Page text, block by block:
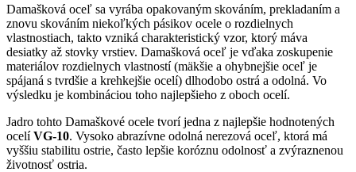
Damašková oceľ sa vyrába opakovaným skováním, prekladaním a
znovu skováním niekoľkých pásikov ocele o rozdielnych
vlastnostiach, takto vzniká charakteristický vzor, ​​ktorý máva
desiatky až stovky vrstiev. Damašková oceľ je vďaka zoskupenie
materiálov rozdielnych vlastností (mäkšie a ohybnejšie oceľ je
spájaná s tvrdšie a krehkejšie ocelí) dlhodobo ostrá a odolná. Vo
výsledku je kombináciou toho najlepšieho z oboch ocelí.
Jadro tohto Damaškové ocele tvorí jedna z najlepšie hodnotených
ocelíVG-10. Vysoko abrazívne odolná nerezová oceľ, ktorá má
vyššiu stabilitu ostrie, často lepšie koróznu odolnosť a zvýraznenou
životnosť ostria.